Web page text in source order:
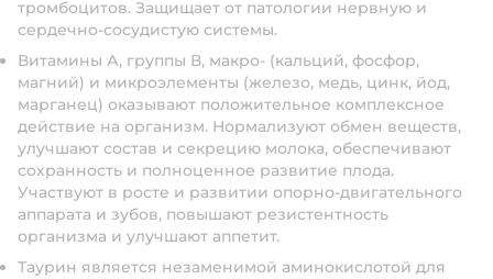
тромбоцитов. Защищает от патологии нервную и
сердечно-сосудистую системы.
Витамины А, группы В, макро- (кальций, фосфор,
магний) и микроэлементы (железо, медь, цинк, йод,
марганец) оказывают положительное комплексное
действие на организм. Нормализуют обмен веществ,
улучшают состав и секрецию молока, обеспечивают
сохранность и полноценное развитие плода.
Участвуют в росте и развитии опорно-двигательного
аппарата и зубов, повышают резистентность
организма и улучшают аппетит.
Таурин является незаменимой аминокислотой для